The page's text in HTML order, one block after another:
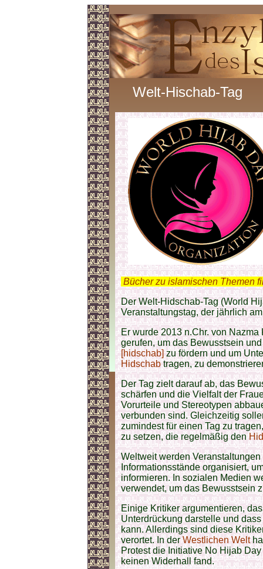
Welt-Hischab-Tag
Bücher zu islamischen Themen
Der Welt-Hidschab-Tag (World
Veranstaltungstag, der jährlich
Er wurde 2013 n.Chr. von
gerufen, um das Bewusstsein
[hidschab]zu fördern und um
Hidschabtragen, zu
Der Tag zielt darauf ab, das
schärfen und die Vielfalt der
Vorurteile und Stereotypen
verbunden sind. Gleichzeitig
zumindest für einen Tag zu
zu setzen, die regelmäßig den
Weltweit werden
Informationsstände organisiert,
informieren. In sozialen Medien
verwendet, um das Bewusstsein
Einige Kritiker argumentieren,
Unterdrückung darstelle und
kann. Allerdings sind diese
verortet. In derWestlichen Welt
Protest die Initiative No Hijab
keinen Widerhall fand.